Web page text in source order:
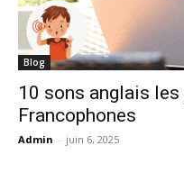
Blog
10 sons anglais
Francophones
Admin - juin 6, 2025